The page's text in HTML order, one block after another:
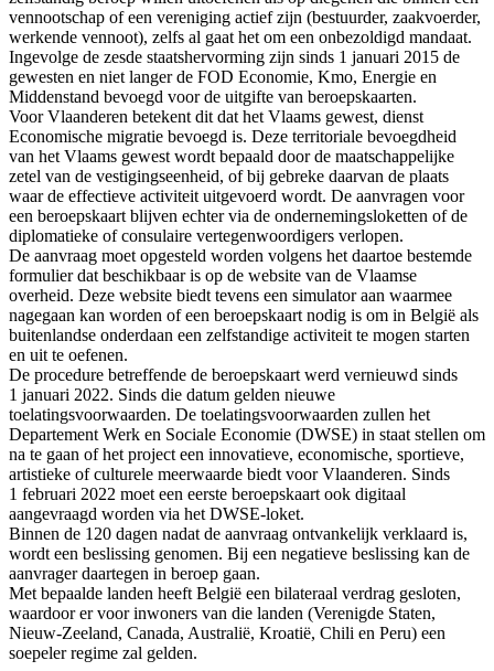
vennootschap of een vereniging actief zijn (bestuurder, zaakvoerder,
werkende vennoot), zelfs al gaat het om een onbezoldigd mandaat.
Ingevolge de zesde staatshervorming zijn sinds 1 januari 2015 de
gewesten en niet langer de FOD Economie, Kmo, Energie en
Middenstand bevoegd voor de uitgifte van beroepskaarten.
Voor Vlaanderen betekent dit dat het Vlaams gewest, dienst
Economische migratie bevoegd is. Deze territoriale bevoegdheid
van het Vlaams gewest wordt bepaald door de maatschappelijke
zetel van de vestigingseenheid, of bij gebreke daarvan de plaats
waar de effectieve activiteit uitgevoerd wordt. De aanvragen voor
een beroepskaart blijven echter via de ondernemingsloketten of de
diplomatieke of consulaire vertegenwoordigers verlopen.
De aanvraag moet opgesteld worden volgens het daartoe bestemde
formulier dat beschikbaar is op de website van de Vlaamse
overheid. Deze website biedt tevens een simulator aan waarmee
nagegaan kan worden of een beroepskaart nodig is om in België als
buitenlandse onderdaan een zelfstandige activiteit te mogen starten
en uit te oefenen.
De procedure betreffende de beroepskaart werd vernieuwd sinds
1 januari 2022. Sinds die datum gelden nieuwe
toelatingsvoorwaarden. De toelatingsvoorwaarden zullen het
Departement Werk en Sociale Economie (DWSE) in staat stellen om
na te gaan of het project een innovatieve, economische, sportieve,
artistieke of culturele meerwaarde biedt voor Vlaanderen. Sinds
1 februari 2022 moet een eerste beroepskaart ook digitaal
aangevraagd worden via het DWSE-loket.
Binnen de 120 dagen nadat de aanvraag ontvankelijk verklaard is,
wordt een beslissing genomen. Bij een negatieve beslissing kan de
aanvrager daartegen in beroep gaan.
Met bepaalde landen heeft België een bilateraal verdrag gesloten,
waardoor er voor inwoners van die landen (Verenigde Staten,
Nieuw-Zeeland, Canada, Australië, Kroatië, Chili en Peru) een
soepeler regime zal gelden.